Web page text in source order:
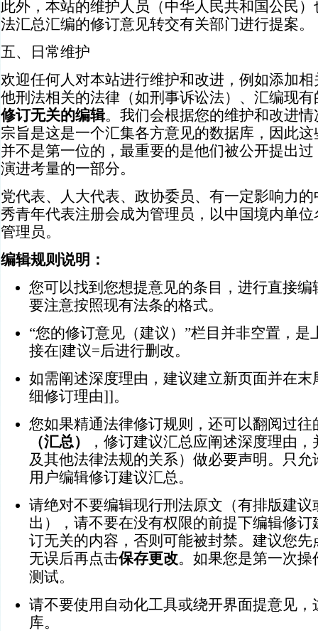
此外，本站的维护人员（中华人民共和国公民
法汇总汇编的修订意见转交有关部门进行提案。
五、日常维护
欢迎任何人对本站进行维护和改进，例如添加
他刑法相关的法律（如刑事诉讼法）、汇编现
修订无关的编辑。我们会根据您的维护和改进
宗旨是这是一个汇集各方意见的数据库，因此
并不是第一位的，最重要的是他们被公开提出
演进考量的一部分。
党代表、人大代表、政协委员、有一定影响力
秀青年代表注册会成为管理员，以中国境内单
管理员。
编辑规则说明：
您可以找到您想提意见的条目，进行直接
要注意按照现有法条的格式。
“您的修订意见（建议）”栏目并非空置，
接在|建议=后进行删改。
如需阐述深度理由，建议建立新页面并在
细修订理由]]。
您如果精通法律修订规则，还可以翻阅过往
（汇总）
，修订建议汇总应阐述深度理由
及其他法律法规的关系）做必要声明。只
用户编辑修订建议汇总。
请绝对不要编辑现行刑法原文（有排版建
出），请不要在没有权限的前提下编辑修
订无关的内容，否则可能被封禁。建议您先
无误后再点击保存更改。如果您是第一次操
测试。
请不要使用自动化工具或绕开界面提意见
库。